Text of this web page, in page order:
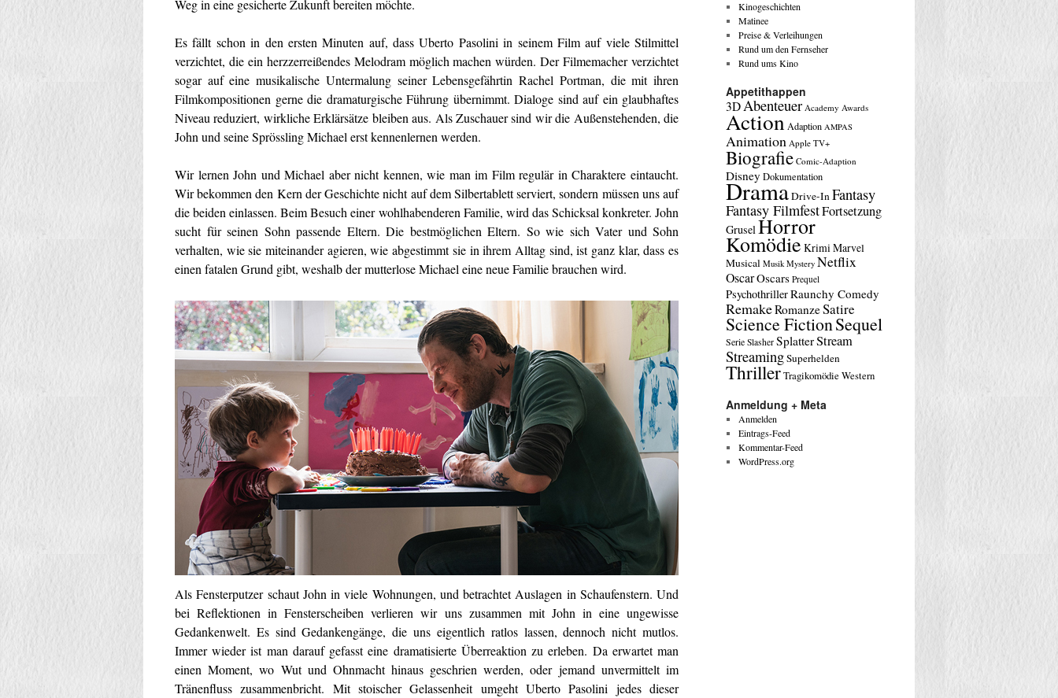
Weg in eine gesicherte Zukunft bereiten möchte.
Es fällt schon in den ersten Minuten auf, dass Uberto Pasolini in seinem Film auf viele Stilmittel
verzichtet, die ein herzzerreißendes Melodram möglich machen würden. Der Filmemacher verzichtet
sogar auf eine musikalische Untermalung seiner Lebensgefährtin Rachel Portman, die mit ihren
Filmkompositionen gerne die dramaturgische Führung übernimmt. Dialoge sind auf ein glaubhaftes
Niveau reduziert, wirkliche Erklärsätze bleiben aus. Als Zuschauer sind wir die Außenstehenden, die
John und seine Sprössling Michael erst kennenlernen werden.
Wir lernen John und Michael aber nicht kennen, wie man im Film regulär in Charaktere eintaucht.
Wir bekommen den Kern der Geschichte nicht auf dem Silbertablett serviert, sondern müssen uns auf
die beiden einlassen. Beim Besuch einer wohlhabenderen Familie, wird das Schicksal konkreter. John
sucht für seinen Sohn passende Eltern. Die bestmöglichen Eltern. So wie sich Vater und Sohn
verhalten, wie sie miteinander agieren, wie abgestimmt sie in ihrem Alltag sind, ist ganz klar, dass es
einen fatalen Grund gibt, weshalb der mutterlose Michael eine neue Familie brauchen wird.
Als Fensterputzer schaut John in viele Wohnungen, und betrachtet Auslagen in Schaufenstern. Und
bei Reflektionen in Fensterscheiben verlieren wir uns zusammen mit John in eine ungewisse
Gedankenwelt. Es sind Gedankengänge, die uns eigentlich ratlos lassen, dennoch nicht mutlos.
Immer wieder ist man darauf gefasst eine dramatisierte Überreaktion zu erleben. Da erwartet man
einen Moment, wo Wut und Ohnmacht hinaus geschrien werden, oder jemand unvermittelt im
Tränenfluss zusammenbricht. Mit stoischer Gelassenheit umgeht Uberto Pasolini jedes dieser
Kinogeschichten
Matinee
Preise & Verleihungen
Rund um den Fernseher
Rund ums Kino
Appetithappen
3DAbenteuer Academy Awards
Action Adaption AMPAS
Animation Apple TV+
Biografie Comic-Adaption
Disney Dokumentation
DramaDrive-InFantasy
Fantasy FilmfestFortsetzung
GruselHorror
Komödie KrimiMarvel
Musical Musik Mystery Netflix
OscarOscars Prequel
PsychothrillerRaunchy Comedy
RemakeRomanzeSatire
Science FictionSequel
Serie Slasher SplatterStream
StreamingSuperhelden
ThrillerTragikomödieWestern
Anmeldung + Meta
Anmelden
Eintrags-Feed
Kommentar-Feed
WordPress.org